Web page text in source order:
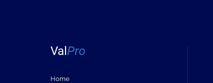
Val Pro
Home